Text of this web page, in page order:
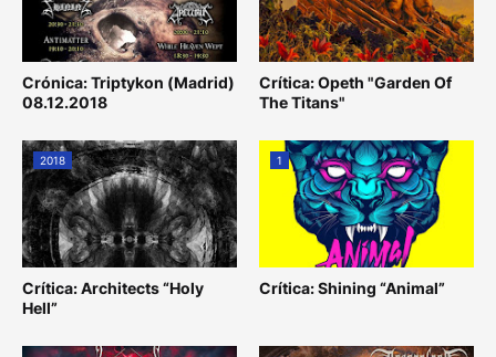
Crónica: Triptykon (Madrid)
08.12.2018
Crítica: Opeth "Garden Of
The Titans"
2018
Crítica: Architects “Holy
Hell”
1
Crítica: Shining “Animal”